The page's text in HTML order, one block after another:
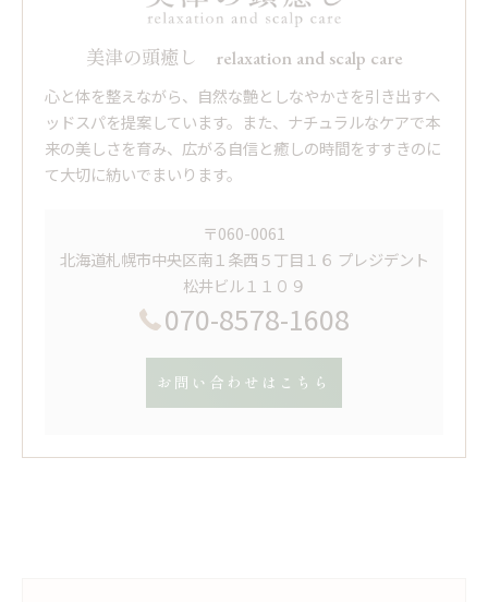
美津の頭癒し relaxation and scalp care
心と体を整えながら、自然な艶としなやかさを引き出すヘ
ッドスパを提案しています。また、ナチュラルなケアで本
来の美しさを育み、広がる自信と癒しの時間をすすきのに
て大切に紡いでまいります。
〒060-0061
北海道札幌市中央区南１条西５丁目１６ プレジデント
松井ビル１１０９
070-8578-1608
お問い合わせはこちら